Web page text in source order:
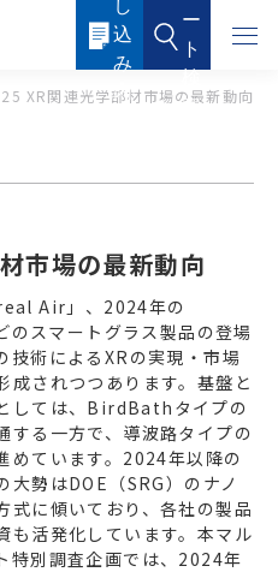
し
込
み
内
ー
ト
検
索
ヘルスケア
化粧品・トイレタリー
電子機器・電子部品
ケミカル・マテリアル
環境・社会・インフラ
XR関連光学部材市場の最新動向
市場の最新動向
Air」、2024年の
のスマートグラス製品の登場
技術によるXRの実現・市場
成されつつあります。基盤と
しては、BirdBathタイプの
する一方で、導波路タイプの
めています。2024年以降の
大勢はDOE（SRG）のナノ
式に傾いており、各社の製品
も活発化しています。本マル
特別調査企画では、2024年